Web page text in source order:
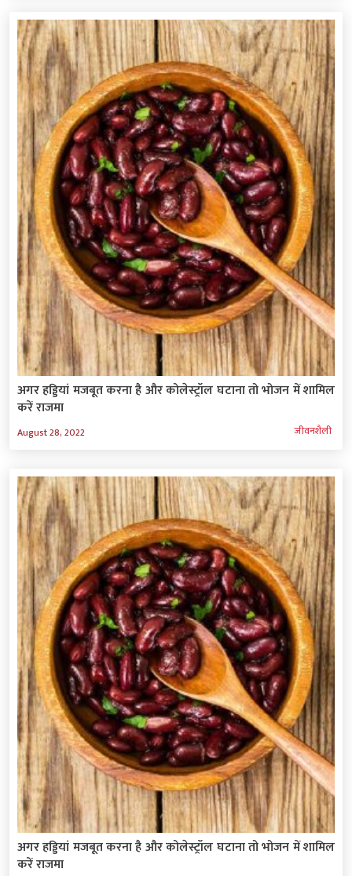
अगर हड्डियां मजबूत करना है और कोलेस्ट्रॉल घटाना तो भोजन में शामिल
करें राजमा
August 28, 2022 जीवनशैली
अगर हड्डियां मजबूत करना है और कोलेस्ट्रॉल घटाना तो भोजन में शामिल
करें राजमा